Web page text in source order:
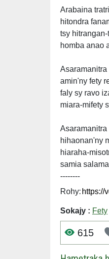
Arabaina
hitondra
tsy
homba anao
Asaramanitra
amin'ny fety
faly sy ravo
miara-mifety
Asaramanitra
hihaonan'ny
hiaraha-
samia
--------
Rohy:
Sokajy : Fety
615